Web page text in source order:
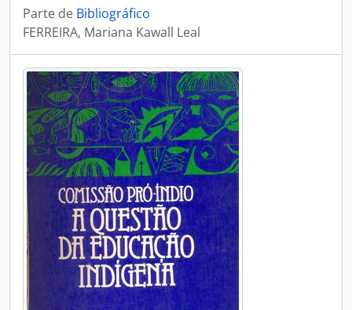
Parte de Bibliográfico
FERREIRA, Mariana Kawall Leal